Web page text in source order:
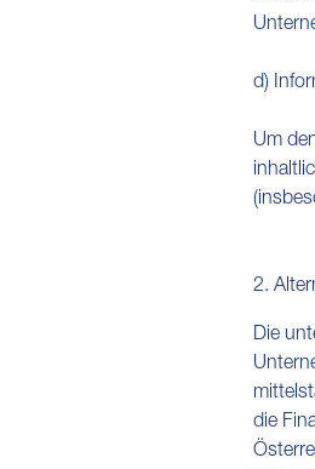
d)
Um
2.
Die
die